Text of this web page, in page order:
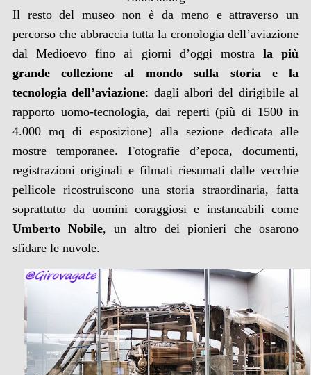
Il resto del museo non è da meno e attraverso un
percorso che abbraccia tutta la cronologia dell’aviazione
dal Medioevo fino ai giorni d’oggi mostrala più
grande collezione al mondo sulla storia e la
tecnologia dell’aviazione: dagli albori del dirigibile al
rapporto uomo-tecnologia, dai reperti (più di 1500 in
4.000 mq di esposizione) alla sezione dedicata alle
mostre temporanee. Fotografie d’epoca, documenti,
registrazioni originali e filmati riesumati dalle vecchie
pellicole ricostruiscono una storia straordinaria, fatta
soprattutto da uomini coraggiosi e instancabili come
Umberto Nobile, un altro dei pionieri che osarono
sfidare le nuvole.